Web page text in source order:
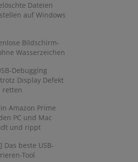
Dateien
auf Windows
Bildschirm-
Wasserzeichen
Debugging
Display Defekt
retten
Amazon Prime
PC und Mac
und rippt
Das beste USB-
Tool